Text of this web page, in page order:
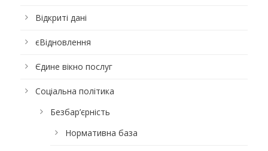
Відкриті дані
єВідновлення
Єдине вікно послуг
Соціальна політика
Безбар’єрність
Нормативна база